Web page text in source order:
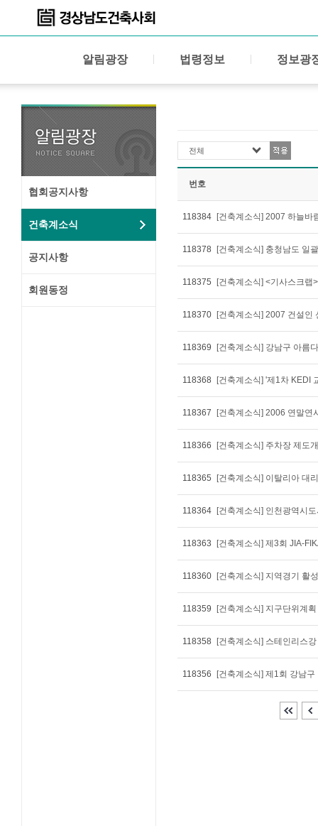
알림광장 법령정보 정보광
협회공지사항
건축계소식
공지사항
회원동정
전체
번호
118384 [건축계소식] 2007 하늘바
118378 [건축계소식] 충청남도 일
118375 [건축계소식] <기사스크랩
118370 [건축계소식] 2007 건설인
118369 [건축계소식] 강남구 아름
118368 [건축계소식] '제1차 KEDI
118367 [건축계소식] 2006 연말연
118366 [건축계소식] 주차장 제도
118365 [건축계소식] 이탈리아 대
118364 [건축계소식] 인천광역시
118363 [건축계소식] 제3회 JIA-
118360 [건축계소식] 지역경기 활
118359 [건축계소식] 지구단위계
118358 [건축계소식] 스테인리스
118356